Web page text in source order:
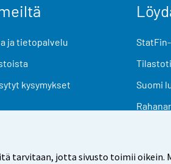
tarvitaan, jotta sivusto toimii oikein.
ja tietopalvelu
kysymykset
Suomi